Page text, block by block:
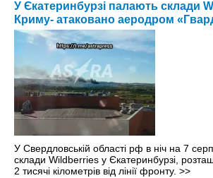
У Єкатеринбурзі палають склади
Криму- атаковано аеродром
У Свердловській області рф в ніч на 7
склади Wildberries у Єкатеринбурзі,
2 тисячі кілометрів від лінії фронту. >>